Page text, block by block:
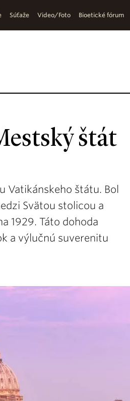
Súťaže Video/Foto Bioetické fórum
štát
Vatikánskeho štátu. Bol
Svätou stolicou a
1929. Táto dohoda
a výlučnú suverenitu